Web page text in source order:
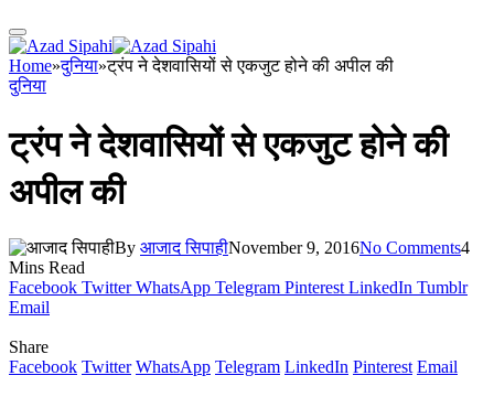
Home»दुनिया»ट्रंप ने देशवासियों से एकजुट होने की अपील की
दुनिया
ट्रंप ने देशवासियों से एकजुट होने की
अपील की
By आजाद सिपाहीNovember 9, 2016No Comments4
Mins Read
Facebook Twitter WhatsApp Telegram Pinterest LinkedIn Tumblr
Email
Share
Facebook Twitter WhatsApp Telegram LinkedIn Pinterest Email